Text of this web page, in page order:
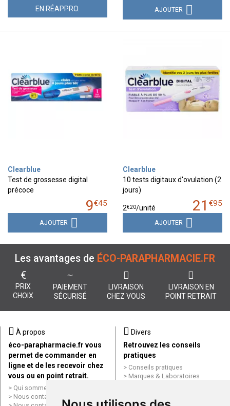
EN RÉAPPRO.
AJOUTER
Clearblue
Test de grossesse digital
précoce
9€45
AJOUTER
Clearblue
10 tests digitaux d'ovulation (2
jours)
21 €95
2€20/unité
AJOUTER
Les avantages de ÉCO-PARAPHARMACIE.FR
€
PRIX
CHOIX
PAIEMENT
SÉCURISÉ
LIVRAISON
CHEZ VOUS
LIVRAISON EN
POINT RETRAIT
À propos
éco-parapharmacie.fr vous
permet de commander en
ligne et de les recevoir chez
vous ou en point retrait.
Qui sommes nous ?
Nous contacter par e-mail
Divers
Retrouvez les conseils
pratiques
Conseils pratiques
Marques & Laboratoires
Mentions légales